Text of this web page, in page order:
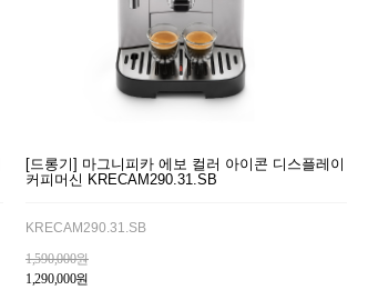
[드롱기] 마그니피카 에보 컬러 아이콘 디스플레이
커피머신 KRECAM290.31.SB
KRECAM290.31.SB
1,590,000원
1,290,000원